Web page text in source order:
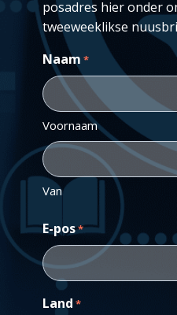
posadres hier onder
tweeweeklikse
Naam *
Voornaam
Van
E-pos*
Land *